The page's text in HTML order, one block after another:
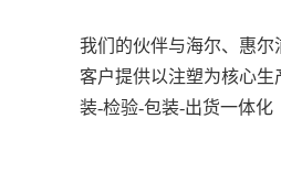
我们的伙伴与海尔、惠
客户提供以注塑为核心生
装-检验-包装-出货一体化